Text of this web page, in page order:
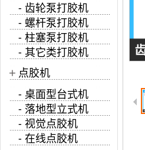
- 齿轮泵打胶机
- 螺杆泵打胶机
- 柱塞泵打胶机
- 其它类打胶机
+ 点胶机
- 桌面型台式机
- 落地型立式机
- 视觉点胶机
- 在线点胶机